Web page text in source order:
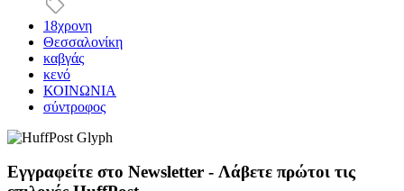
18χρονη
Θεσσαλονίκη
καβγάς
κενό
ΚΟΙΝΩΝΙΑ
σύντροφος
Εγγραφείτε στο Newsletter - Λάβετε πρώτοι τις